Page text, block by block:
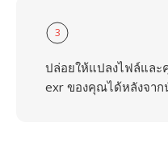
3
ปล่อยให้แปลงไฟล์แล
exr ของคุณได้หลังจาก